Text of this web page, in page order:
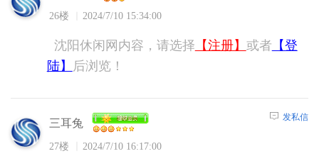
26楼 2024/7/10 15:34:00
沈阳休闲网内容，请选择 【注册】 或者 【登
陆】
后浏览！
三耳兔
27楼 2024/7/10 16:17:00
发私信